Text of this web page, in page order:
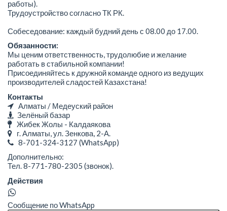
работы).
Трудоустройство согласно ТК РК.
Собеседование: каждый будний день с 08.00 до 17.00.
Обязанности:
Мы ценим ответственность, трудолюбие и желание
работать в стабильной компании!
Присоединяйтесь к дружной команде одного из ведущих
производителей сладостей Казахстана!
Контакты
Алматы / Медеуский район
Зелёный базар
Жибек Жолы - Калдаякова
г. Алматы, ул. Зенкова, 2-А.
8-701-324-3127 (WhatsApp)
Дополнительно:
Тел. 8-771-780-2305 (звонок).
Действия
Сообщение по WhatsApp